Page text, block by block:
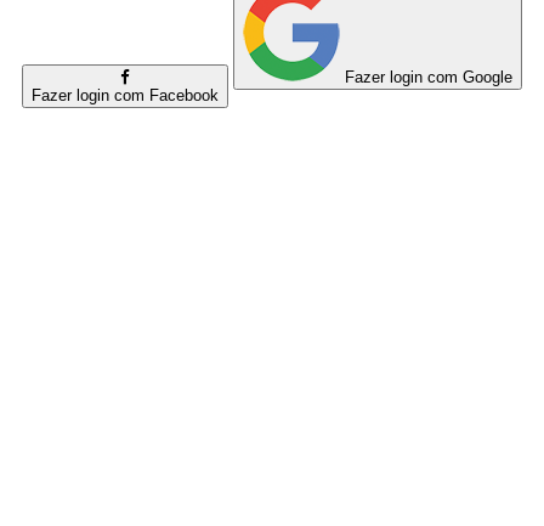
Fazer login com Facebook
Fazer login com Google